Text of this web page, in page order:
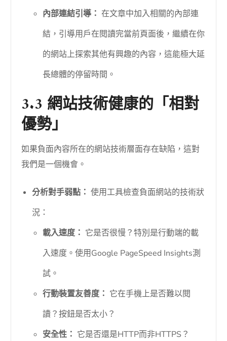
內部連結引導： 在文章中加入相關的內部連
結，引導用戶在閱讀完當前頁面後，繼續在你
的網站上探索其他有興趣的內容，這能極大延
長總體的停留時間。
3.3 網站技術健康的「相對
優勢」
如果負面內容所在的網站技術層面存在缺陷，這對
我們是一個機會。
分析對手弱點： 使用工具檢查負面網站的技術狀
況：
載入速度： 它是否很慢？特別是行動端的載
入速度。使用Google PageSpeed Insights測
試。
行動裝置友善度： 它在手機上是否難以閱
讀？按鈕是否太小？
安全性： 它是否還是HTTP而非HTTPS？